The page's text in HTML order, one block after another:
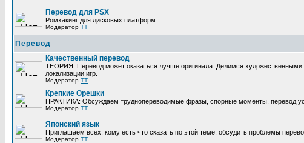
Перевод для PSX
Ромхакинг для дисковых платформ.
Модератор TT
Перевод
Качественный перевод
ТЕОРИЯ: Перевод может оказаться лучше оригинала. Делимся
локализации игр.
Модератор TT
Крепкие Орешки
ПРАКТИКА: Обсуждаем труднопереводимые фразы, спорные моменты, перевод
Модератор TT
Японский язык
Приглашаем всех, кому есть что сказать по этой теме, обсудить проблемы
Модератор TT